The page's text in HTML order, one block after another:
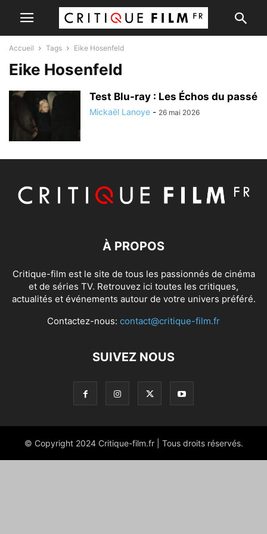
Accueil Tags Eike Hosenfeld
Eike Hosenfeld
Test Blu-ray : Les Échos du passé
Mickaël Lanoye - 26 mai 2026
À PROPOS
Critique-film est le site de tous les passionnés de cinéma
et de séries TV. Retrouvez ici toutes les critiques,
actualités et événements autour de votre univers préféré.
Contactez-nous: contact@critique-film.fr
SUIVEZ NOUS
© Copyright 2024 Critique-film.fr | Tous droits réservés.